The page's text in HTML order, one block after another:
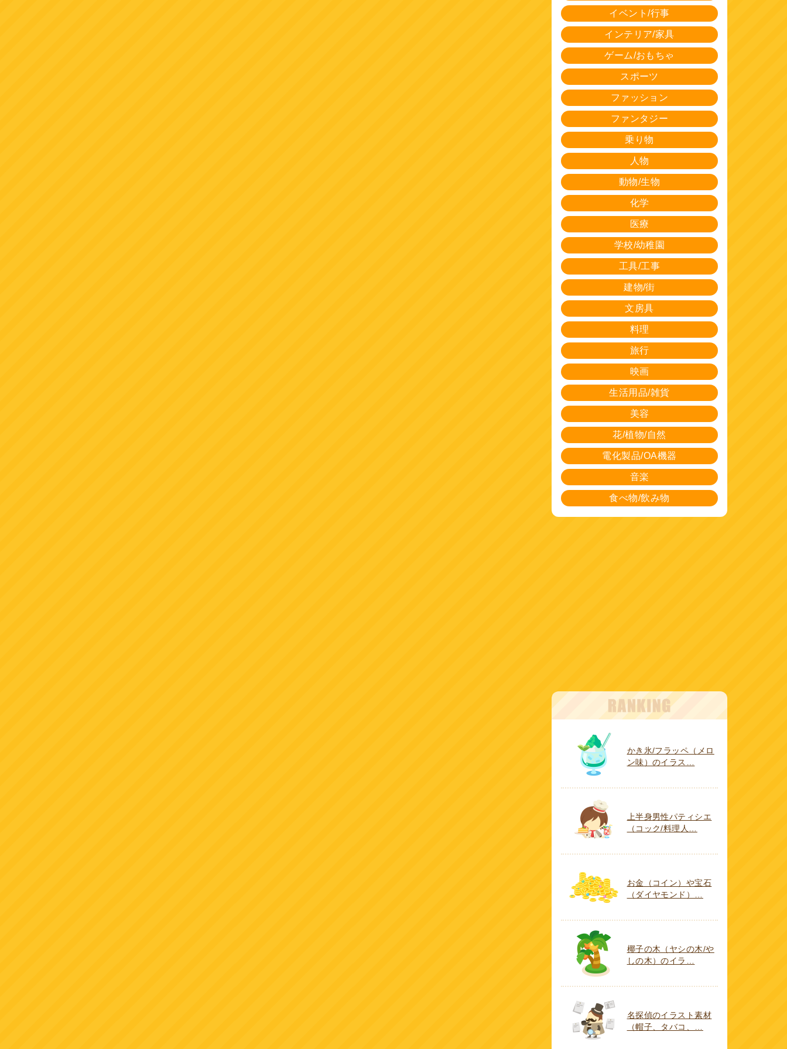
イベント/行事
インテリア/家具
ゲーム/おもちゃ
スポーツ
ファッション
ファンタジー
乗り物
人物
動物/生物
化学
医療
学校/幼稚園
工具/工事
建物/街
文房具
料理
旅行
映画
生活用品/雑貨
美容
花/植物/自然
電化製品/OA機器
音楽
食べ物/飲み物
かき氷/フラッペ（メロ
ン味）のイラス…
上半身男性パティシエ
（コック/料理人…
お金（コイン）や宝石
（ダイヤモンド）…
椰子の木（ヤシの木/や
しの木）のイラ…
名探偵のイラスト素材
（帽子、タバコ、…